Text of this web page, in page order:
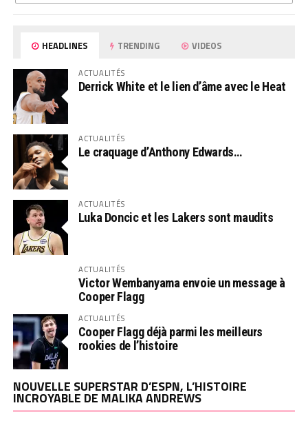
HEADLINES TRENDING VIDEOS
ACTUALITÉS
Derrick White et le lien d’âme avec le Heat
ACTUALITÉS
Le craquage d’Anthony Edwards…
ACTUALITÉS
Luka Doncic et les Lakers sont maudits
ACTUALITÉS
Victor Wembanyama envoie un message à
Cooper Flagg
ACTUALITÉS
Cooper Flagg déjà parmi les meilleurs
rookies de l’histoire
NOUVELLE SUPERSTAR D’ESPN, L’HISTOIRE
INCROYABLE DE MALIKA ANDREWS